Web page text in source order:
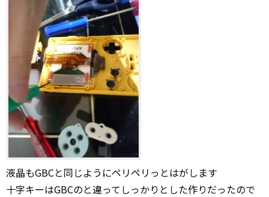
液晶もGBCと同じようにペリペリっとはがします
十字キーはGBCのと違ってしっかりとした作りだったので